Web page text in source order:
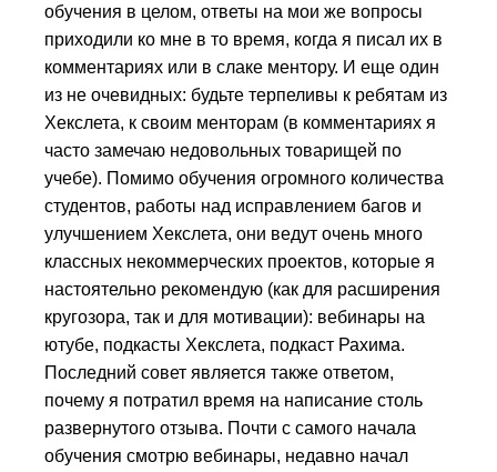
обучения в целом, ответы на мои же вопросы
приходили ко мне в то время, когда я писал их в
комментариях или в слаке ментору. И еще один
из не очевидных: будьте терпеливы к ребятам из
Хекслета, к своим менторам (в комментариях я
часто замечаю недовольных товарищей по
учебе). Помимо обучения огромного количества
студентов, работы над исправлением багов и
улучшением Хекслета, они ведут очень много
классных некоммерческих проектов, которые я
настоятельно рекомендую (как для расширения
кругозора, так и для мотивации): вебинары на
ютубе, подкасты Хекслета, подкаст Рахима.
Последний совет является также ответом,
почему я потратил время на написание столь
развернутого отзыва. Почти с самого начала
обучения смотрю вебинары, недавно начал